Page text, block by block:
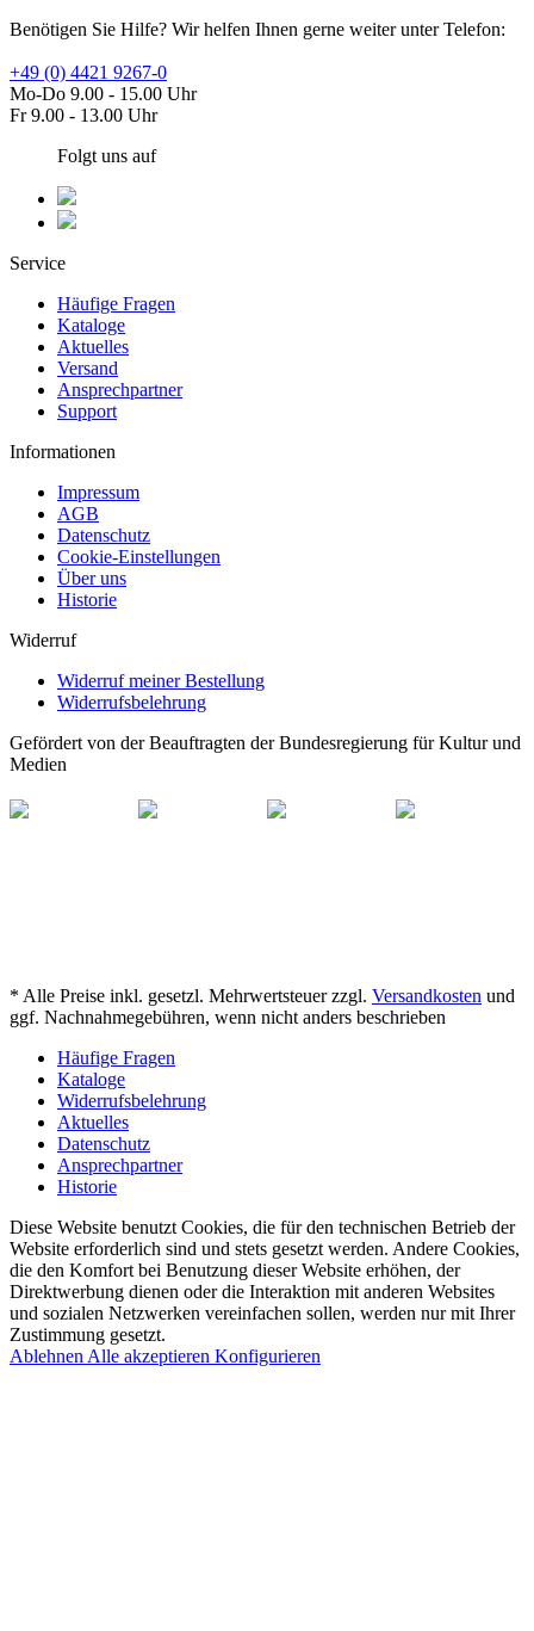
Benötigen Sie Hilfe? Wir helfen Ihnen gerne weiter unter Telefon:
+49 (0) 4421 9267-0
Mo-Do 9.00 - 15.00 Uhr
Fr 9.00 - 13.00 Uhr
Folgt uns auf
Service
Häufige Fragen
Kataloge
Aktuelles
Versand
Ansprechpartner
Support
Informationen
Impressum
AGB
Datenschutz
Cookie-Einstellungen
Über uns
Historie
Widerruf
Widerruf meiner Bestellung
Widerrufsbelehrung
Gefördert von der Beauftragten der Bundesregierung für Kultur und
Medien
* Alle Preise inkl. gesetzl. Mehrwertsteuer zzgl. Versandkosten und
ggf. Nachnahmegebühren, wenn nicht anders beschrieben
Häufige Fragen
Kataloge
Widerrufsbelehrung
Aktuelles
Datenschutz
Ansprechpartner
Historie
Diese Website benutzt Cookies, die für den technischen Betrieb der
Website erforderlich sind und stets gesetzt werden. Andere Cookies,
die den Komfort bei Benutzung dieser Website erhöhen, der
Direktwerbung dienen oder die Interaktion mit anderen Websites
und sozialen Netzwerken vereinfachen sollen, werden nur mit Ihrer
Zustimmung gesetzt.
Ablehnen Alle akzeptieren Konfigurieren